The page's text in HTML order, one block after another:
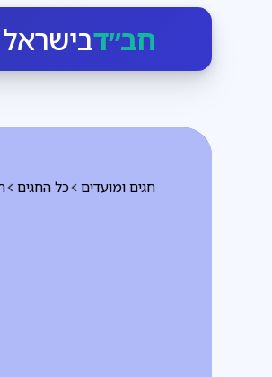
חב״דבישראל
כל החגים חגים ומועדים